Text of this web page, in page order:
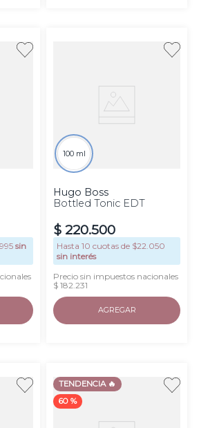
sin
100 ml
Hugo Boss
Bottled Tonic EDT
$ 220.500
Hasta10 cuotas de $22.050
sin interés
Precio sin impuestos nacionales
$ 182.231
AGREGAR
TENDENCIA 🔥
60 %